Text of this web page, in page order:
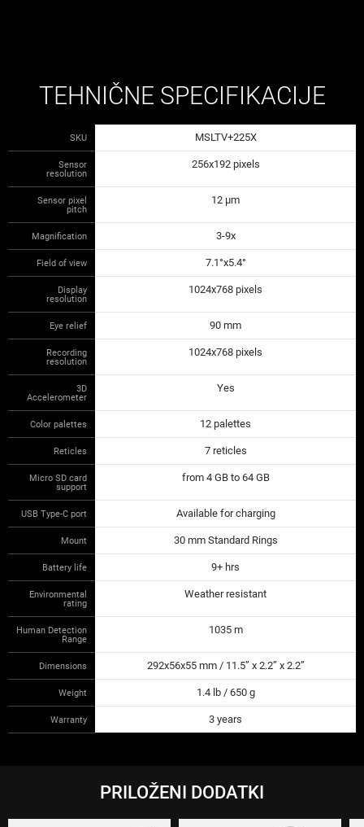
TEHNIČNE SPECIFIKACIJE
SKU MSLTV+225X
Sensor
resolution
256x192 pixels
Sensor pixel
pitch
12 µm
Magnification 3-9х
Field of view 7.1°x5.4°
Display
resolution
1024x768 pixels
Eye relief 90 mm
Recording
resolution
1024x768 pixels
3D
Accelerometer
Yes
Color palettes 12 palettes
Reticles 7 reticles
Micro SD card
support
from 4 GB to 64 GB
USB Type-C port Available for charging
Mount 30 mm Standard Rings
Battery life 9+ hrs
Environmental
rating
Weather resistant
Human Detection
Range
1035 m
Dimensions 292x56x55 mm / 11.5” x 2.2” x 2.2”
Weight 1.4 lb / 650 g
Warranty 3 years
PRILOŽENI DODATKI